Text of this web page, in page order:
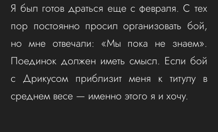
Я был готов драться еще с февраля. С тех
пор постоянно просил организовать бой,
но мне отвечали: «Мы пока не знаем».
Поединок должен иметь смысл. Если бой
с Дрикусом приблизит меня к титулу в
среднем весе — именно этого я и хочу.